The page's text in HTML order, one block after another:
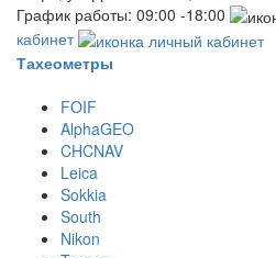
График работы: 09:00 -18:00
кабинет
Тахеометры
FOIF
AlphaGEO
CHCNAV
Leica
Sokkia
South
Nikon